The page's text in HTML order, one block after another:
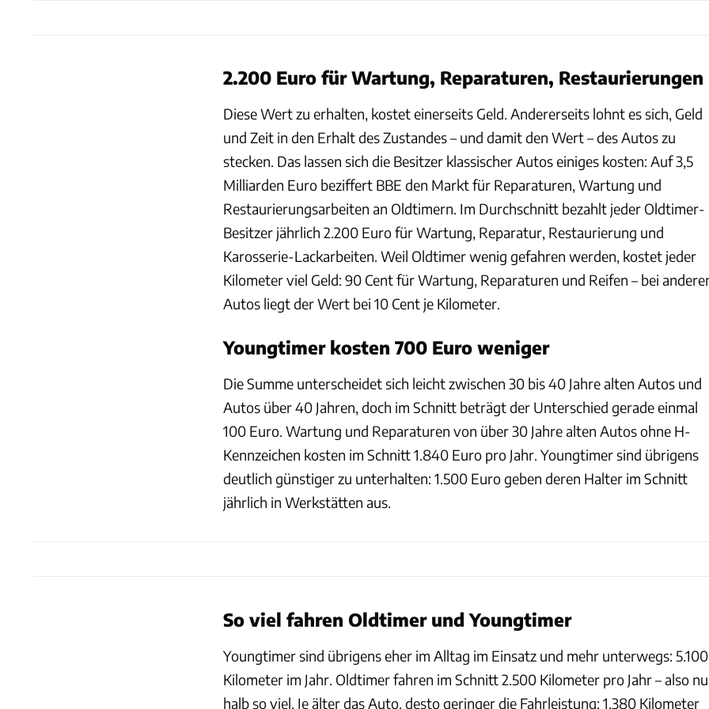
2.200 Euro für Wartung, Reparaturen, Restaurierungen
Diese Wert zu erhalten, kostet einerseits Geld. Andererseits lohnt es sich, Geld
und Zeit in den Erhalt des Zustandes – und damit den Wert – des Autos zu
stecken. Das lassen sich die Besitzer klassischer Autos einiges kosten: Auf 3,5
Milliarden Euro beziffert BBE den Markt für Reparaturen, Wartung und
Restaurierungsarbeiten an Oldtimern. Im Durchschnitt bezahlt jeder Oldtimer-
Besitzer jährlich 2.200 Euro für Wartung, Reparatur, Restaurierung und
Karosserie-Lackarbeiten. Weil Oldtimer wenig gefahren werden, kostet jeder
Kilometer viel Geld: 90 Cent für Wartung, Reparaturen und Reifen – bei
Autos liegt der Wert bei 10 Cent je Kilometer.
Youngtimer kosten 700 Euro weniger
Die Summe unterscheidet sich leicht zwischen 30 bis 40 Jahre alten Autos und
Autos über 40 Jahren, doch im Schnitt beträgt der Unterschied gerade einmal
100 Euro. Wartung und Reparaturen von über 30 Jahre alten Autos ohne H-
Kennzeichen kosten im Schnitt 1.840 Euro pro Jahr. Youngtimer sind übrigens
deutlich günstiger zu unterhalten: 1.500 Euro geben deren Halter im Schnitt
jährlich in Werkstätten aus.
So viel fahren Oldtimer und Youngtimer
Youngtimer sind übrigens eher im Alltag im Einsatz und mehr unterwegs: 5.100
Kilometer im Jahr. Oldtimer fahren im Schnitt 2.500 Kilometer pro Jahr – also
halb so viel. Je älter das Auto, desto geringer die Fahrleistung: 1.380 Kilometer